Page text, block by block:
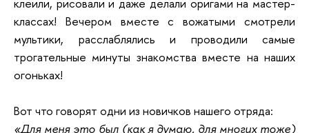
классах! Вечером вместе с вожатыми смотрели
мультики, расслаблялись и проводили самые
трогательные минуты знакомства вместе на наших
огоньках!
Вот что говорят одни из новичков нашего отряда:
«Для меня это был (как я думаю, для многих тоже)